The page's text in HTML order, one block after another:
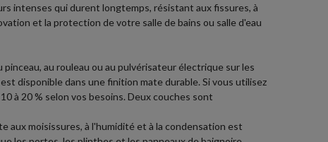
intenses qui durent longtemps, résistant aux fissures, à
et la protection de votre salle de bains ou salle d'eau
au rouleau ou au pulvérisateur électrique sur les
disponible dans une finition mate durable. Si vous utilisez
à 20 % selon vos besoins. Deux couches sont
aux moisissures, à l'humidité et à la condensation est